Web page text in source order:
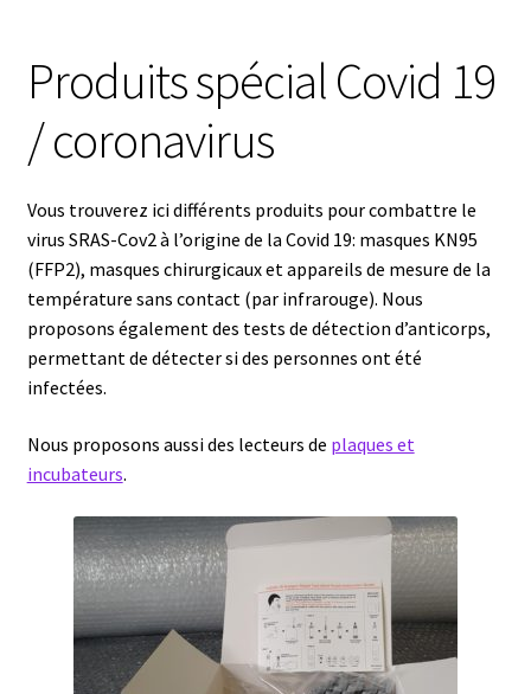
Abréviations
Accélération
Afficheur
Agitateurs magnétiques
Agitateurs pour cultures
Agitation – Moteur
Agitation-Accessoires
Analyse de composés chimiques
Analyse de l’eau
Analyse des allergènes
Produits spécial Covid 19
/ coronavirus
Vous trouverez ici différents produits pour combattre le
virus SRAS-Cov2 à l’origine de la Covid 19: masques KN95
(FFP2), masques chirurgicaux et appareils de mesure de la
température sans contact (par infrarouge). Nous
proposons également des tests de détection d’anticorps,
permettant de détecter si des personnes ont été
infectées.
Nous proposons aussi des lecteurs de plaques et
incubateurs.